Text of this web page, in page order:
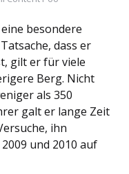
besondere
dass er
gilt er für viele
Berg. Nicht
als 350
galt er lange Zeit
ihn
und 2010 auf